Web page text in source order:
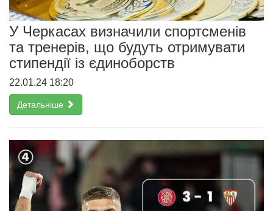
У Черкасах визначили спортсменів
та тренерів, що будуть отримувати
стипендії із єдиноборств
22.01.24 18:20
Детальніше